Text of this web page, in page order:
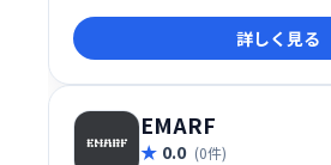
詳しく見る
EMARF
0.0 (0件)